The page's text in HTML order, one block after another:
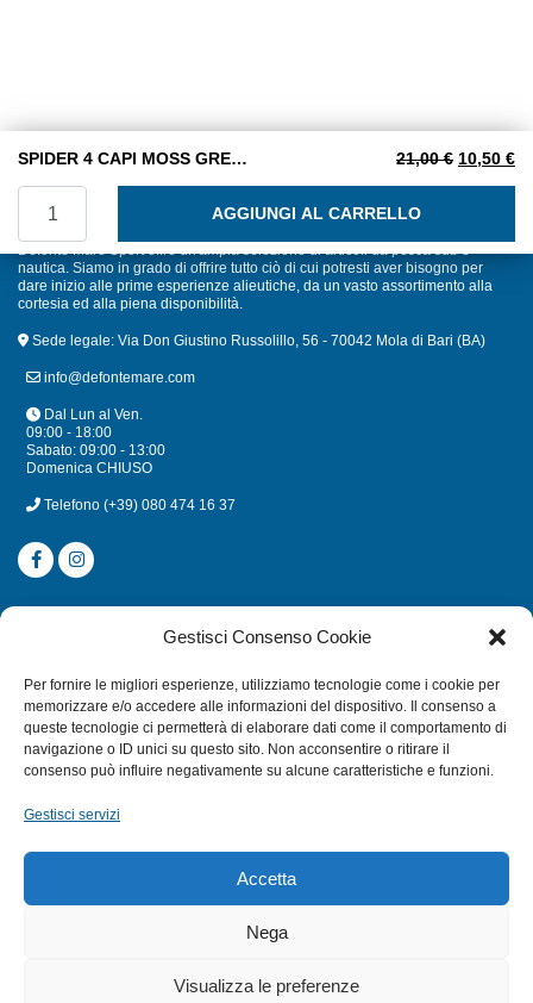
Gestisci Consenso Cookie
Per fornire le migliori esperienze, utilizziamo tecnologie come i cookie per
memorizzare e/o accedere alle informazioni del dispositivo. Il consenso a
queste tecnologie ci permetterà di elaborare dati come il comportamento di
navigazione o ID unici su questo sito. Non acconsentire o ritirare il
consenso può influire negativamente su alcune caratteristiche e funzioni.
Gestisci servizi
Accetta
Nega
Visualizza le preferenze
SPIDER 4 CAPI MOSS GREEN M. 0,35 mm 300 m. 21,00€ Il prezzo
10,50 €Il
AGGIUNGI AL CARRELLO
Defonte Mare Sport offre un'ampia selezione di articoli da pesca sub e
nautica. Siamo in grado di offrire tutto ciò di cui potresti aver bisogno per
dare inizio alle prime esperienze alieutiche, da un vasto assortimento alla
cortesia ed alla piena disponibilità.
Sede legale: Via Don Giustino Russolillo, 56 - 70042 Mola di Bari (BA)
info@defontemare.com
Dal Lun al Ven.
09:00 - 18:00
Sabato: 09:00 - 13:00
Domenica CHIUSO
Telefono (+39) 080 474 16 37
CATEGORIE
MULINELLI
CANNE
ACCESSORI NAUTICI
TERMINI E CONDIZIONI